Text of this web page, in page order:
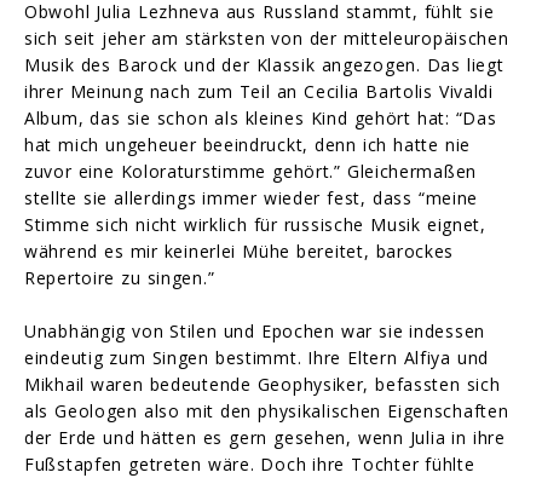
Obwohl Julia Lezhneva aus Russland stammt, fühlt sie
sich seit jeher am stärksten von der mitteleuropäischen
Musik des Barock und der Klassik angezogen. Das liegt
ihrer Meinung nach zum Teil an Cecilia Bartolis Vivaldi
Album, das sie schon als kleines Kind gehört hat: “Das
hat mich ungeheuer beeindruckt, denn ich hatte nie
zuvor eine Koloraturstimme gehört.” Gleichermaßen
stellte sie allerdings immer wieder fest, dass “meine
Stimme sich nicht wirklich für russische Musik eignet,
während es mir keinerlei Mühe bereitet, barockes
Repertoire zu singen.”
Unabhängig von Stilen und Epochen war sie indessen
eindeutig zum Singen bestimmt. Ihre Eltern Alfiya und
Mikhail waren bedeutende Geophysiker, befassten sich
als Geologen also mit den physikalischen Eigenschaften
der Erde und hätten es gern gesehen, wenn Julia in ihre
Fußstapfen getreten wäre. Doch ihre Tochter fühlte